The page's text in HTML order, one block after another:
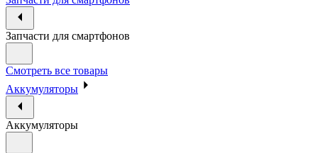
Запчасти для смартфонов
Смотреть все товары
Аккумуляторы
Аккумуляторы